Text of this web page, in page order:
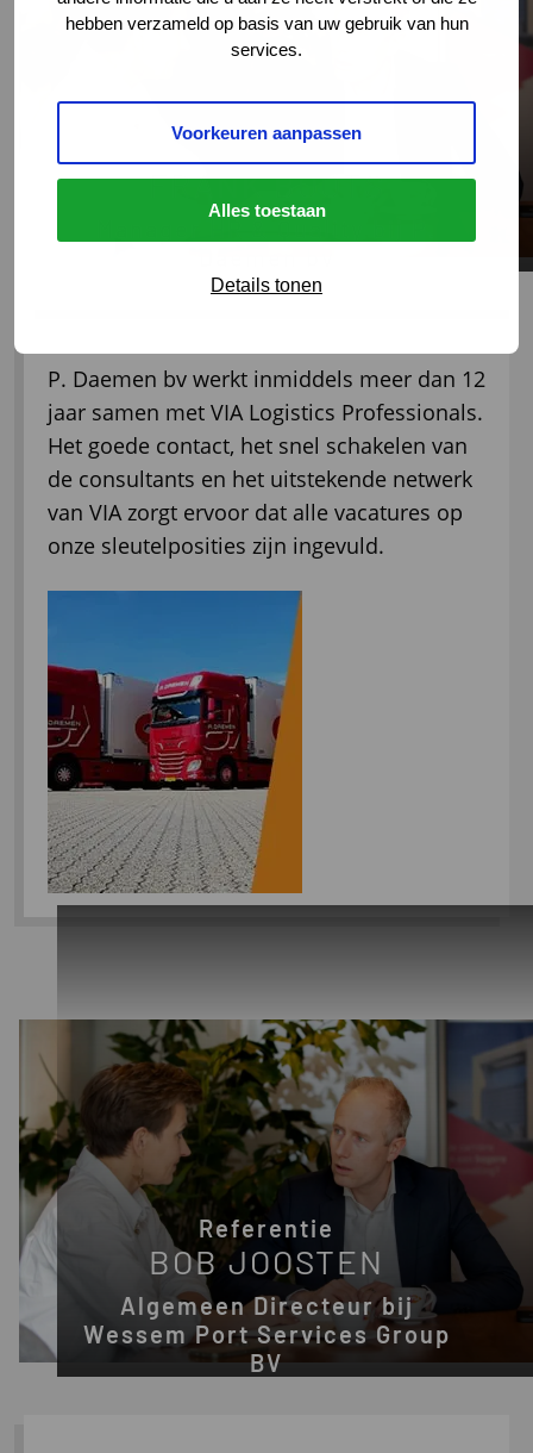
hebben verzameld op basis van uw gebruik van hun
services.
Voorkeuren aanpassen
Alles toestaan
Details tonen
Referentie
FRANK BOOTS
P. Daemen bv werkt inmiddels meer dan 12
jaar samen met VIA Logistics Professionals.
Het goede contact, het snel schakelen van
de consultants en het uitstekende netwerk
van VIA zorgt ervoor dat alle vacatures op
onze sleutelposities zijn ingevuld.
Referentie
BOB JOOSTEN
Algemeen Directeur bij
Wessem Port Services Group
BV